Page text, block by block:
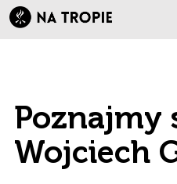
Poznajmy
Wojciech